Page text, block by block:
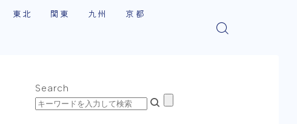
東北 関東
神奈川
九州 京都
Search